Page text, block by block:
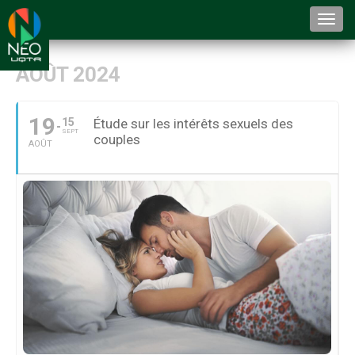
AOÛT 2024
19
AOÛT
15
SEPT
Étude sur les intérêts sexuels des
couples